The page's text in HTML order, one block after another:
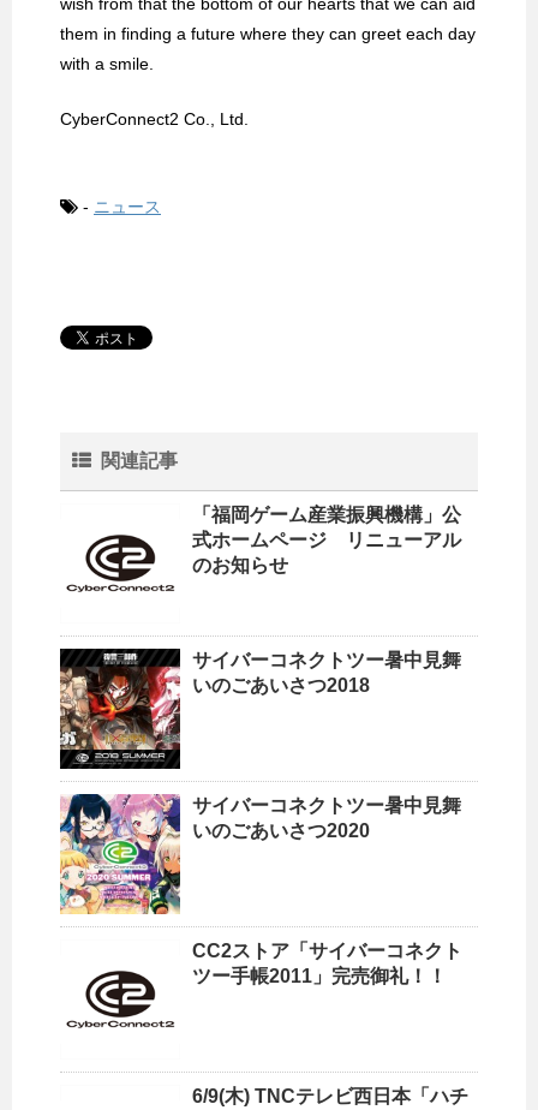
wish from that the bottom of our hearts that we can aid
them in finding a future where they can greet each day
with a smile.
CyberConnect2 Co., Ltd.
- ニュース
関連記事
「福岡ゲーム産業振興機構」公
式ホームページ リニューアル
のお知らせ
サイバーコネクトツー暑中見舞
いのごあいさつ2018
サイバーコネクトツー暑中見舞
いのごあいさつ2020
CC2ストア「サイバーコネクト
ツー手帳2011」完売御礼！！
6/9(木) TNCテレビ西日本「ハチ